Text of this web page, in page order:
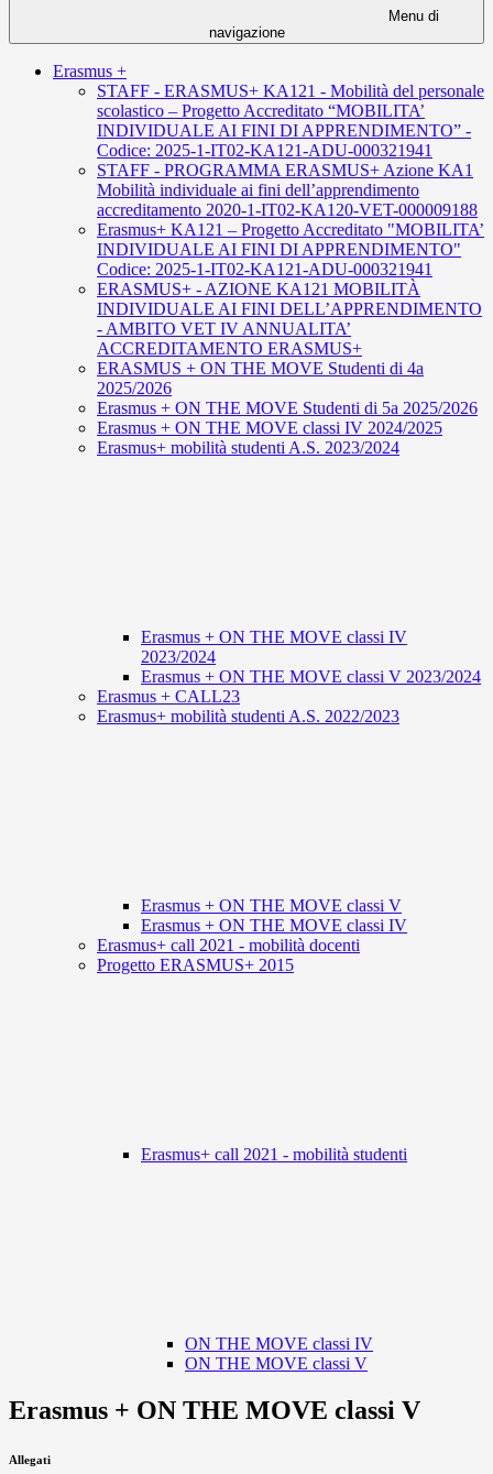
Menu di
navigazione
Erasmus +
STAFF - ERASMUS+ KA121 - Mobilità del personale
scolastico – Progetto Accreditato “MOBILITA’
INDIVIDUALE AI FINI DI APPRENDIMENTO” -
Codice: 2025-1-IT02-KA121-ADU-000321941
STAFF - PROGRAMMA ERASMUS+ Azione KA1
Mobilità individuale ai fini dell’apprendimento
accreditamento 2020-1-IT02-KA120-VET-000009188
Erasmus+ KA121 – Progetto Accreditato "MOBILITA’
INDIVIDUALE AI FINI DI APPRENDIMENTO"
Codice: 2025-1-IT02-KA121-ADU-000321941
ERASMUS+ - AZIONE KA121 MOBILITÀ
INDIVIDUALE AI FINI DELL’APPRENDIMENTO
- AMBITO VET IV ANNUALITA’
ACCREDITAMENTO ERASMUS+
ERASMUS + ON THE MOVE Studenti di 4a
2025/2026
Erasmus + ON THE MOVE Studenti di 5a 2025/2026
Erasmus + ON THE MOVE classi IV 2024/2025
Erasmus+ mobilità studenti A.S. 2023/2024
Erasmus + ON THE MOVE classi IV
2023/2024
Erasmus + ON THE MOVE classi V 2023/2024
Erasmus + CALL23
Erasmus+ mobilità studenti A.S. 2022/2023
Erasmus + ON THE MOVE classi V
Erasmus + ON THE MOVE classi IV
Erasmus+ call 2021 - mobilità docenti
Progetto ERASMUS+ 2015
Erasmus+ call 2021 - mobilità studenti
ON THE MOVE classi IV
ON THE MOVE classi V
Erasmus + ON THE MOVE classi V
Allegati